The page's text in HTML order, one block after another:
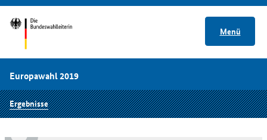
Menü
Europawahl 2019
Ergebnisse